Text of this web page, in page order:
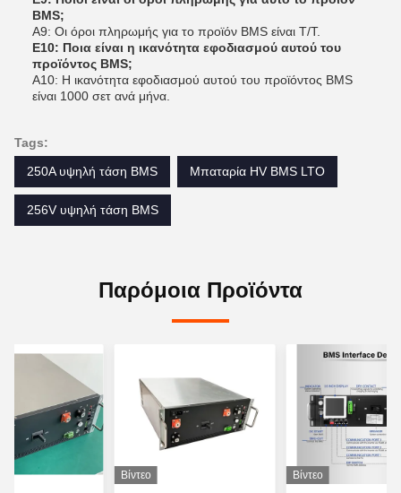
BMS;
Α9: Οι όροι πληρωμής για το προϊόν BMS είναι T/T.
Ε10: Ποια είναι η ικανότητα εφοδιασμού αυτού του
προϊόντος BMS;
Α10: Η ικανότητα εφοδιασμού αυτού του προϊόντος BMS
είναι 1000 σετ ανά μήνα.
Tags:
250A υψηλή τάση BMS
Μπαταρία HV BMS LTO
256V υψηλή τάση BMS
Παρόμοια Προϊόντα
Βίντεο Βίντεο